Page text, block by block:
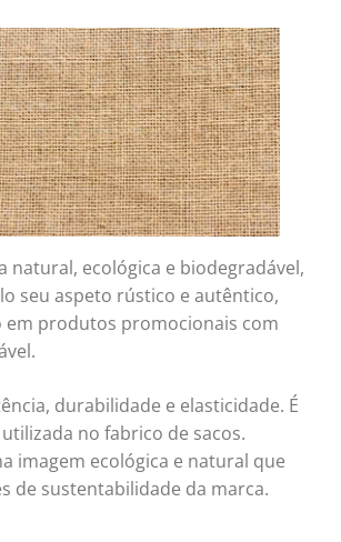
natural, ecológica e biodegradável,
seu aspeto rústico e autêntico,
em produtos promocionais com
durabilidade e elasticidade. É
no fabrico de sacos.
imagem ecológica e natural que
de sustentabilidade da marca.